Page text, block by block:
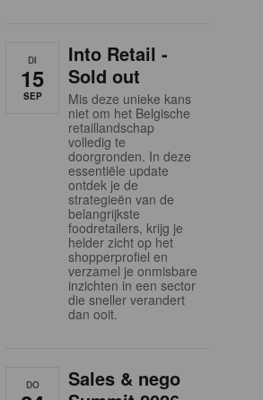
DI
15
SEP
Into Retail -
Sold out
Mis deze unieke kans
niet om het Belgische
retaillandschap
volledig te
doorgronden. In deze
essentiële update
ontdek je de
strategieën van de
belangrijkste
foodretailers, krijg je
helder zicht op het
shopperprofiel en
verzamel je onmisbare
inzichten in een sector
die sneller verandert
dan ooit.
DO
Sales & nego